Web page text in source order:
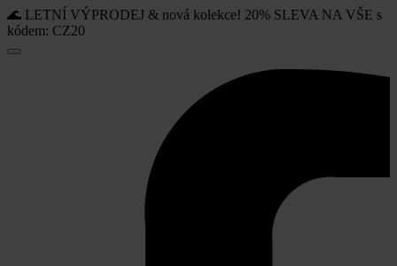
🌊 LETNÍ VÝPRODEJ & nová kolekce! 20% SLEVA NA VŠE s
kódem: CZ20